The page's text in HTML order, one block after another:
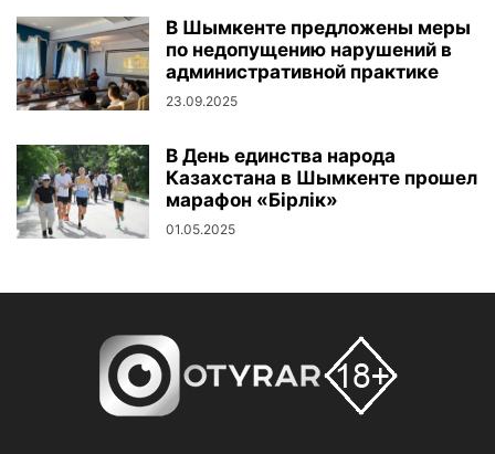
В Шымкенте предложены меры
по недопущению нарушений в
административной практике
23.09.2025
В День единства народа
Казахстана в Шымкенте прошел
марафон «Бірлік»
01.05.2025